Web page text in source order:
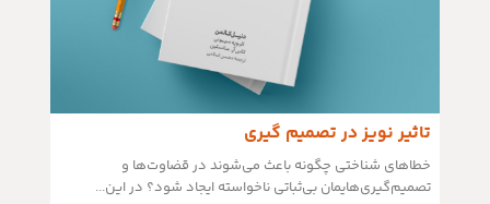
تاثیر نویز در تصمیم گیری
خطاهای شناختی چگونه باعث می‌شوند در قضاوت‌ها و
تصمیم‌گیری‌هایمان بی‌ثباتی نا‌خواسته ایجاد شود؟ در این...